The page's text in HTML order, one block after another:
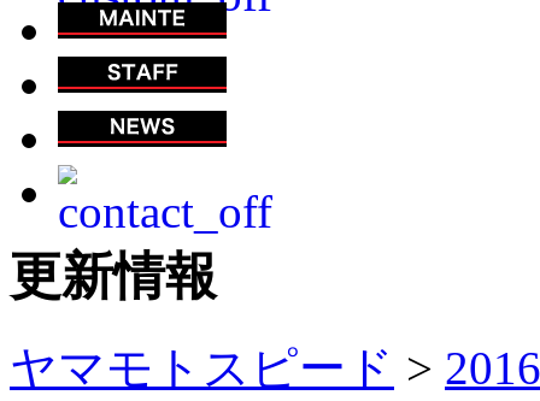
更新情報
ヤマモトスピード >